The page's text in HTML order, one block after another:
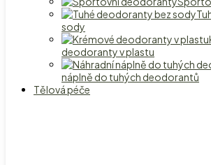
sody
deodoranty v plastu
náplně do tuhých deodorantů
Tělová péče